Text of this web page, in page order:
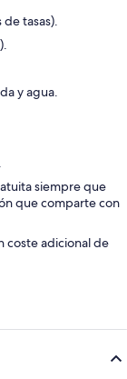
tasas).
y agua.
siempre que
que comparte con
coste adicional de